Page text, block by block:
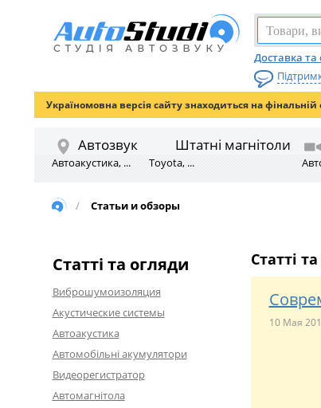
Доставка та
Україномовна версія сайту знаходиться на
Автозвук
Автоакустика, ...
Штатні магнітоли
Toyota, ...
/ Статьи и обзоры
Статті та огляди
Виброшумоизоляция
Акустические системы
Автоакустика
Автомобільні акумулятори
Видеорегистратор
Автомагнітола
Статті
10 Мая